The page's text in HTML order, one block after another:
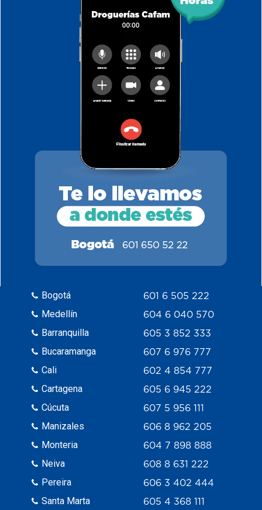
Bogotá
Medellín
Barranquilla
Bucaramanga
Cali
Cartagena
Cúcuta
Manizales
Monteria
Neiva
Pereira
Santa Marta
601 6 505 222
604 6 040 570
605 3 852 333
607 6 976 777
602 4 854 777
605 6 945 222
607 5 956 111
606 8 962 205
604 7 898 888
608 8 631 222
606 3 402 444
605 4 368 111